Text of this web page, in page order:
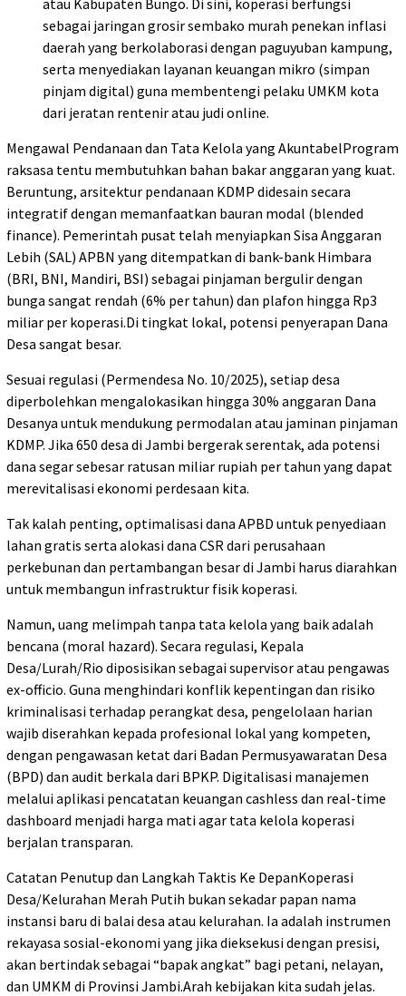
sebagai jaringan grosir sembako murah penekan inflasi
daerah yang berkolaborasi dengan paguyuban kampung,
serta menyediakan layanan keuangan mikro (simpan
pinjam digital) guna membentengi pelaku UMKM kota
dari jeratan rentenir atau judi online.
Mengawal Pendanaan dan Tata Kelola yang AkuntabelProgram
raksasa tentu membutuhkan bahan bakar anggaran yang kuat.
Beruntung, arsitektur pendanaan KDMP didesain secara
integratif dengan memanfaatkan bauran modal (blended
finance). Pemerintah pusat telah menyiapkan Sisa Anggaran
Lebih (SAL) APBN yang ditempatkan di bank-bank Himbara
(BRI, BNI, Mandiri, BSI) sebagai pinjaman bergulir dengan
bunga sangat rendah (6% per tahun) dan plafon hingga Rp3
miliar per koperasi.Di tingkat lokal, potensi penyerapan Dana
Desa sangat besar.
Sesuai regulasi (Permendesa No. 10/2025), setiap desa
diperbolehkan mengalokasikan hingga 30% anggaran Dana
Desanya untuk mendukung permodalan atau jaminan pinjaman
KDMP. Jika 650 desa di Jambi bergerak serentak, ada potensi
dana segar sebesar ratusan miliar rupiah per tahun yang dapat
merevitalisasi ekonomi perdesaan kita.
Tak kalah penting, optimalisasi dana APBD untuk penyediaan
lahan gratis serta alokasi dana CSR dari perusahaan
perkebunan dan pertambangan besar di Jambi harus diarahkan
untuk membangun infrastruktur fisik koperasi.
Namun, uang melimpah tanpa tata kelola yang baik adalah
bencana (moral hazard). Secara regulasi, Kepala
Desa/Lurah/Rio diposisikan sebagai supervisor atau pengawas
ex-officio. Guna menghindari konflik kepentingan dan risiko
kriminalisasi terhadap perangkat desa, pengelolaan harian
wajib diserahkan kepada profesional lokal yang kompeten,
dengan pengawasan ketat dari Badan Permusyawaratan Desa
(BPD) dan audit berkala dari BPKP. Digitalisasi manajemen
melalui aplikasi pencatatan keuangan cashless dan real-time
dashboard menjadi harga mati agar tata kelola koperasi
berjalan transparan.
Catatan Penutup dan Langkah Taktis Ke DepanKoperasi
Desa/Kelurahan Merah Putih bukan sekadar papan nama
instansi baru di balai desa atau kelurahan. Ia adalah instrumen
rekayasa sosial-ekonomi yang jika dieksekusi dengan presisi,
akan bertindak sebagai “bapak angkat” bagi petani, nelayan,
dan UMKM di Provinsi Jambi.Arah kebijakan kita sudah jelas.